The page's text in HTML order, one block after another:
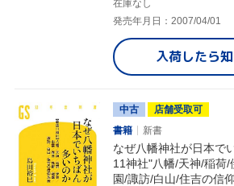
在庫なし
発売年月日：2007/04/01
入荷したら
中古
店舗受取可
書籍
新書
なぜ八幡神社が日本で
11神社"八幡/天神/稲荷
園/諏訪/白山/住吉の信